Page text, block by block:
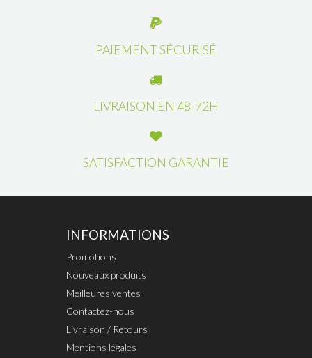
PAIEMENT SÉCURISÉ
LIVRAISON EN 48-72H
SATISFACTION GARANTIE
INFORMATIONS
Promotions
Nouveaux produits
Meilleures ventes
Contactez-nous
Livraison / Retours
Mentions légales